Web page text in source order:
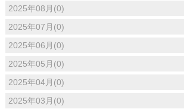
2025年08月(0)
2025年07月(0)
2025年06月(0)
2025年05月(0)
2025年04月(0)
2025年03月(0)